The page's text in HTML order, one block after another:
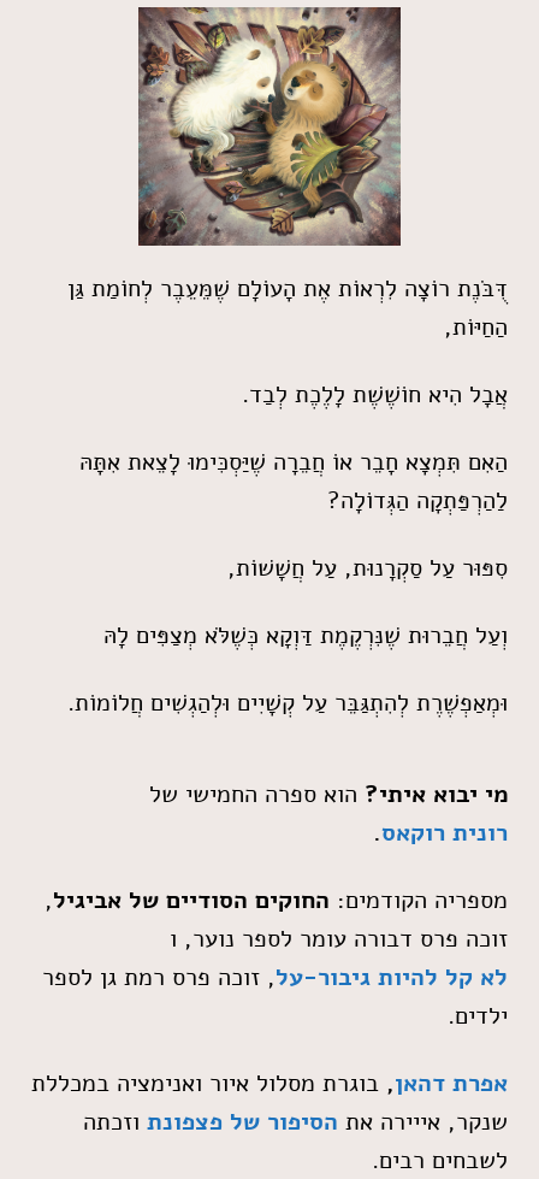
דֻּבֹּנֶת רוֹצָה לִרְאוֹת אֶת הָעוֹלָם שֶׁמֵּעֵבֶר לְחוֹמַת גַּן
הַחַיּוֹת,
אֲבָל הִיא חוֹשֶׁשֶׁת לָלֶכֶת לְבַד.
הַאִם תִּמְצָא חָבֵר אוֹ חֲבֵרָה שֶׁיַּסְכִּימוּ לָצֵאת אִתָּהּ
לַהַרְפַּתְקָה הַגְּדוֹלָה?
סִפּוּר עַל סַקְרָנוּת, עַל חֲשָׁשׁוֹת,
וְעַל חֲבֵרוּת שֶׁנִּרְקֶמֶת דַּוְקָא כְּשֶׁלֹּא מְצַפִּים לָהּ
וּמְאַפְשֶׁרֶת לְהִתְגַּבֵּר עַל קְשָׁיִים וּלְהַגְשִׁים חֲלוֹמוֹת.
מי יבוא איתי? הוא ספרה החמישי של
רונית רוקאס.
מספריה הקודמים: החוקים הסודיים של אביגיל,
זוכה פרס דבורה עומר לספר נוער, ו
לא קל להיות גיבור-על, זוכה פרס רמת גן לספר
ילדים.
אפרת דהאן, בוגרת מסלול איור ואנימציה במכללת
שנקר, אייירה את הסיפור של פצפונתוזכתה
לשבחים רבים.